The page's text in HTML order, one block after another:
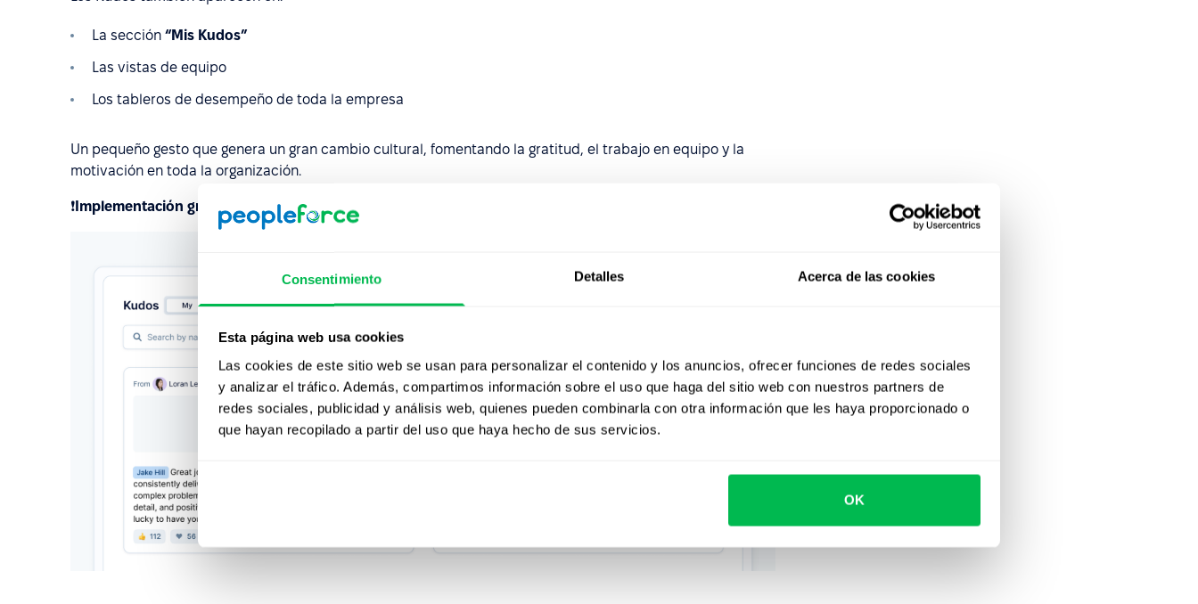
Consentimiento Detalles Acerca de las cookies
Esta página web usa cookies
Las cookies de este sitio web se usan para personalizar el contenido y los anuncios, ofrecer funciones de redes sociales
y analizar el tráfico. Además, compartimos información sobre el uso que haga del sitio web con nuestros partners de
redes sociales, publicidad y análisis web, quienes pueden combinarla con otra información que les haya proporcionado o
que hayan recopilado a partir del uso que haya hecho de sus servicios.
OK
La sección “Mis Kudos”
Las vistas de equipo
Los tableros de desempeño de toda la empresa
Un pequeño gesto que genera un gran cambio cultural, fomentando la gratitud, el trabajo en equipo y la
motivación en toda la organización.
❗ Implementación gradual. Para obtener acceso anticipado, contacta a tu